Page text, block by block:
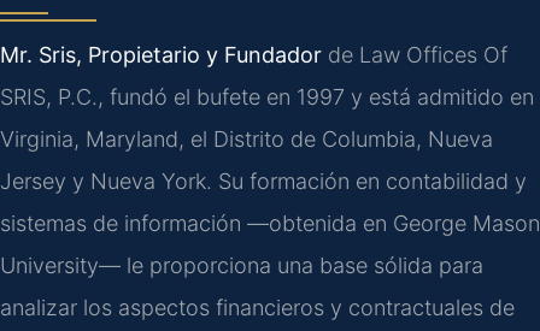
Mr. Sris, Propietario y Fundador de Law Offices Of
SRIS, P.C., fundó el bufete en 1997 y está admitido en
Virginia, Maryland, el Distrito de Columbia, Nueva
Jersey y Nueva York. Su formación en contabilidad y
sistemas de información —obtenida en George Mason
University— le proporciona una base sólida para
analizar los aspectos financieros y contractuales de